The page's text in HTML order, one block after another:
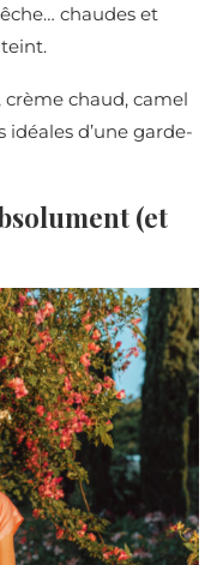
chaudes et
crème chaud, camel
idéales d’une garde-
(et